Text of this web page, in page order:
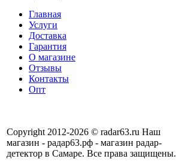
Главная
Услуги
Доставка
Гарантия
О магазине
Отзывы
Контакты
Опт
Copyright 2012-2026 © radar63.ru Наш
магазин - радар63.рф - магазин радар-
детектор в Самаре. Все права защищены.